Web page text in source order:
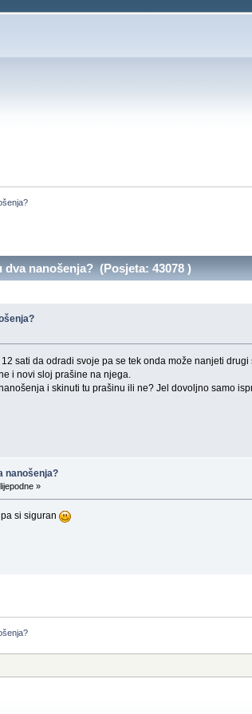
nanošenja? (Posjeta: 43078 )
sati da odradi svoje pa se tek onda može nanjeti
i novi sloj prašine na njega.
i skinuti tu prašinu ili ne? Jel dovoljno samo
nanošenja?
»
si siguran